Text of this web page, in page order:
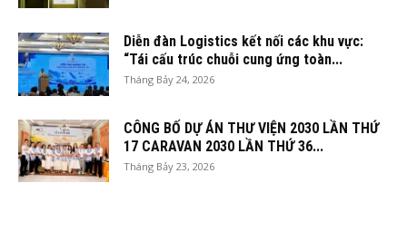
Diễn đàn Logistics kết nối các khu vực:
“Tái cấu trúc chuỗi cung ứng toàn...
Tháng Bảy 24, 2026
CÔNG BỐ DỰ ÁN THƯ VIỆN 2030 LẦN THỨ
17 CARAVAN 2030 LẦN THỨ 36...
Tháng Bảy 23, 2026